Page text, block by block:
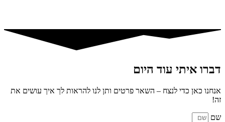
דברו איתי עוד היום
אנחנו כאן כדי לנצח – השאר פרטים ותן לנו להראות לך איך עושים את
זה!
שם